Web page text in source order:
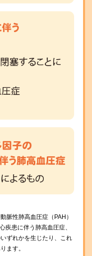
脈性肺高血圧症（PAH）
疾患に伴う肺高血圧症、
ずれかを生じたり、これ
ます。